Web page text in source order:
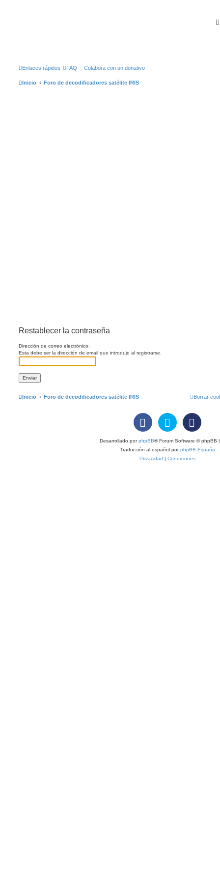
Enlaces rápidos FAQ Colabora con un donativo
Inicio Foro de decodificadores satélite IRIS
Restablecer la contraseña
Dirección de correo electrónico:
Esta debe ser la dirección de email que introdujo al registrarse.
Inicio Foro de decodificadores satélite IRIS Borrar
Desarrollado porphpBB® Forum Software © phpBB
Traducción al español porphpBB España
Privacidad | Condiciones